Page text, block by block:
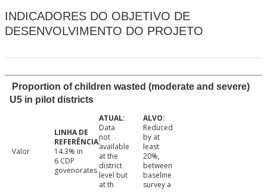
INDICADORES DO OBJETIVO DE
DESENVOLVIMENTO DO PROJETO
Proportion of children wasted (moderate and severe)
U5 in pilot districts
Valor
14.3% in
6 CDP
govenorates
Data
not
available
at the
district
level but
at th
Reduced
by at
least
20%,
between
baseline
survey a